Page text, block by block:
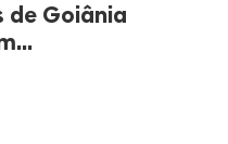
de Goiânia